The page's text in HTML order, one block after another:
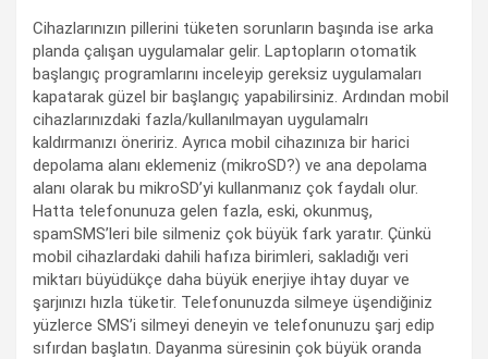
Cihazlarınızın pillerini tüketen sorunların başında ise arka
planda çalışan uygulamalar gelir. Laptopların otomatik
başlangıç programlarını inceleyip gereksiz uygulamaları
kapatarak güzel bir başlangıç yapabilirsiniz. Ardından mobil
cihazlarınızdaki fazla/kullanılmayan uygulamalrı
kaldırmanızı öneririz. Ayrıca mobil cihazınıza bir harici
depolama alanı eklemeniz (mikroSD?) ve ana depolama
alanı olarak bu mikroSD’yi kullanmanız çok faydalı olur.
Hatta telefonunuza gelen fazla, eski, okunmuş,
spamSMS’leri bile silmeniz çok büyük fark yaratır. Çünkü
mobil cihazlardaki dahili hafıza birimleri, sakladığı veri
miktarı büyüdükçe daha büyük enerjiye ihtay duyar ve
şarjınızı hızla tüketir. Telefonunuzda silmeye üşendiğiniz
yüzlerce SMS’i silmeyi deneyin ve telefonunuzu şarj edip
sıfırdan başlatın. Dayanma süresinin çok büyük oranda